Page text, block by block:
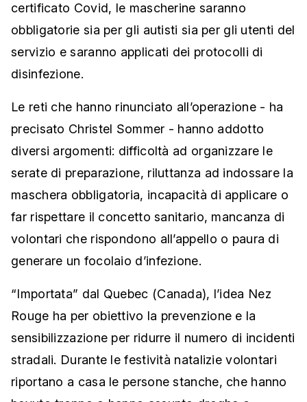
certificato Covid, le mascherine saranno
obbligatorie sia per gli autisti sia per gli utenti del
servizio e saranno applicati dei protocolli di
disinfezione.
Le reti che hanno rinunciato all’operazione - ha
precisato Christel Sommer - hanno addotto
diversi argomenti: difficoltà ad organizzare le
serate di preparazione, riluttanza ad indossare la
maschera obbligatoria, incapacità di applicare o
far rispettare il concetto sanitario, mancanza di
volontari che rispondono all’appello o paura di
generare un focolaio d’infezione.
“Importata” dal Quebec (Canada), l’idea Nez
Rouge ha per obiettivo la prevenzione e la
sensibilizzazione per ridurre il numero di incidenti
stradali. Durante le festività natalizie volontari
riportano a casa le persone stanche, che hanno